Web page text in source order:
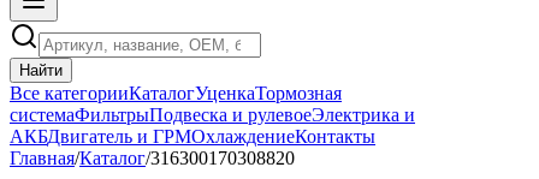
Найти
Все категорииКаталогУценкаТормозная
системаФильтрыПодвеска и рулевоеЭлектрика и
АКБДвигатель и ГРМОхлаждениеКонтакты
Главная/Каталог/316300170308820